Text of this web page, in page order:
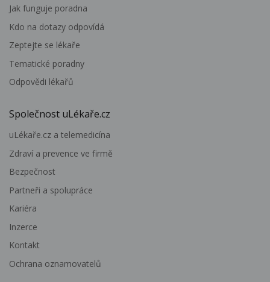
Jak funguje poradna
Kdo na dotazy odpovídá
Zeptejte se lékaře
Tematické poradny
Odpovědi lékařů
Společnost uLékaře.cz
uLékaře.cz a telemedicína
Zdraví a prevence ve firmě
Bezpečnost
Partneři a spolupráce
Kariéra
Inzerce
Kontakt
Ochrana oznamovatelů